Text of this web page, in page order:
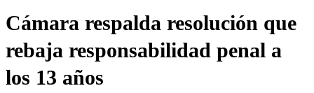
Cámara respalda resolución que
rebaja responsabilidad penal a
los 13 años